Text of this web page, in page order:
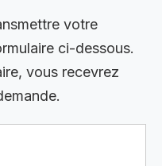
votre
ci-dessous.
vous recevrez